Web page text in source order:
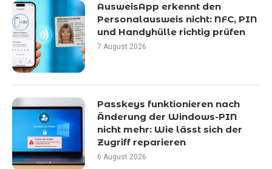
AusweisApp erkennt den
Personalausweis nicht: NFC, PIN
und Handyhülle richtig prüfen
7 August 2026
Passkeys funktionieren nach
Änderung der Windows-PIN
nicht mehr: Wie lässt sich der
Zugriff reparieren
6 August 2026